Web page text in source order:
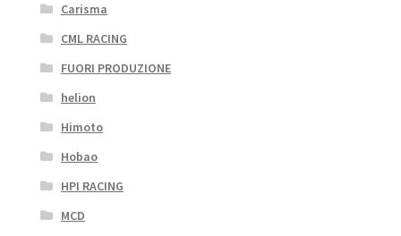
Carisma
CML RACING
FUORI PRODUZIONE
helion
Himoto
Hobao
HPI RACING
MCD